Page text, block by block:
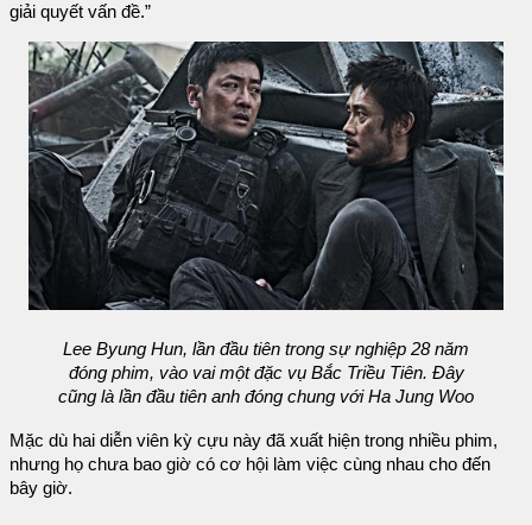
giải quyết vấn đề.”
Lee Byung Hun, lần đầu tiên trong sự nghiệp 28 năm
đóng phim, vào vai một đặc vụ Bắc Triều Tiên. Đây
cũng là lần đầu tiên anh đóng chung với Ha Jung Woo
Mặc dù hai diễn viên kỳ cựu này đã xuất hiện trong nhiều phim,
nhưng họ chưa bao giờ có cơ hội làm việc cùng nhau cho đến
bây giờ.